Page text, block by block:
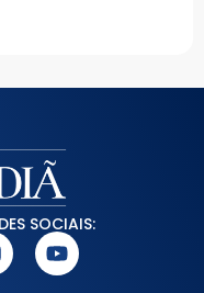
SOCIAIS: